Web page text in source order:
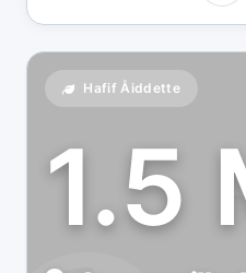
Hafif Åiddette
1.5